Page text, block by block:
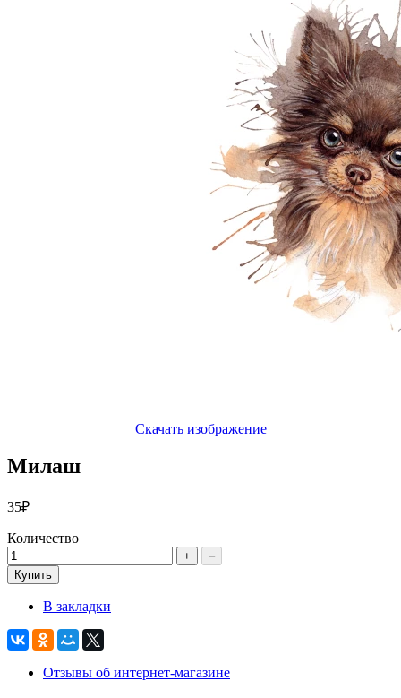
Скачать изображение
Милаш
35₽
Количество
+
–
Купить
В закладки
Отзывы об интернет-магазине